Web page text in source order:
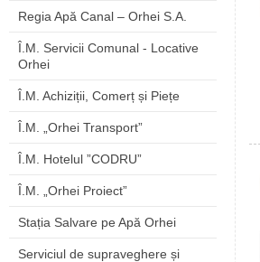
Regia Apă Canal – Orhei S.A.
Î.M. Servicii Comunal - Locative
Orhei
Î.M. Achiziții, Comerț și Piețe
Î.M. „Orhei Transport”
Î.M. Hotelul ”CODRU”
Î.M. „Orhei Proiect”
Stația Salvare pe Apă Orhei
Serviciul de supraveghere și